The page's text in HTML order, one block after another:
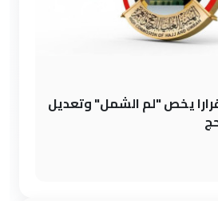
يخص "لم الشمل" وتعديل